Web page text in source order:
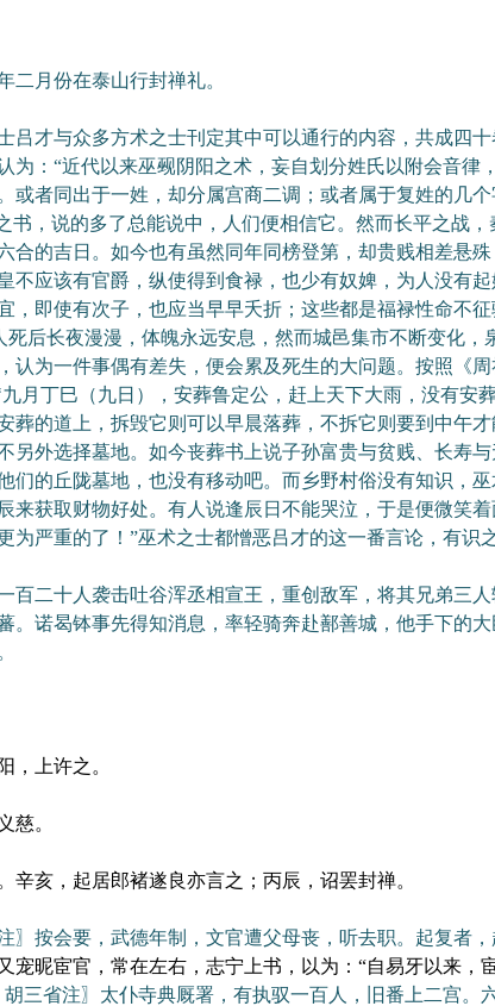
月份在泰山行封禅礼。
才与众多方术之士刊定其中可以通行的内容，共成四
：“近代以来巫觋阴阳之术，妄自划分姓氏以附会音律
或者同出于一姓，却分属宫商二调；或者属于复姓的几
书，说的多了总能说中，人们便相信它。然而长平之战
合的吉日。如今也有虽然同年同榜登第，却贵贱相差悬
不应该有官爵，纵使得到食禄，也少有奴婢，为人没有
即使有次子，也应当早早夭折；这些都是福禄性命不
后长夜漫漫，体魄永远安息，然而城邑集市不断变化
认为一件事偶有差失，便会累及死生的大问题。按照《
月丁巳（九日），安葬鲁定公，赶上天下大雨，没有安
的道上，拆毁它则可以早晨落葬，不拆它则要到中午
另外选择墓地。如今丧葬书上说子孙富贵与贫贱、长寿
们的丘陇墓地，也没有移动吧。而乡野村俗没有知识，
来获取财物好处。有人说逢辰日不能哭泣，于是便微笑
严重的了！”巫术之士都憎恶吕才的这一番言论，有识
二十人袭击吐谷浑丞相宣王，重创敌军，将其兄弟三
。诺曷钵事先得知消息，率轻骑奔赴鄯善城，他手下的
上许之。
慈。
亥，起居郎褚遂良亦言之；丙辰，诏罢封禅。
〗按会要，武德年制，文官遭父母丧，听去职。起复者
昵宦官，常在左右，志宁上书，以为：“自易牙以来，
胡三省注〗太仆寺典厩署，有执驭一百人，旧番上二宫